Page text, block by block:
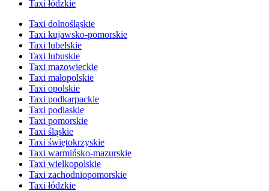
Taxi łódzkie
Taxi dolnośląskie
Taxi kujawsko-pomorskie
Taxi lubelskie
Taxi lubuskie
Taxi mazowieckie
Taxi małopolskie
Taxi opolskie
Taxi podkarpackie
Taxi podlaskie
Taxi pomorskie
Taxi śląskie
Taxi świętokrzyskie
Taxi warmińsko-mazurskie
Taxi wielkopolskie
Taxi zachodniopomorskie
Taxi łódzkie